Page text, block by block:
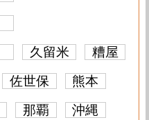
久留米
糟屋
佐世保
熊本
那覇 沖縄